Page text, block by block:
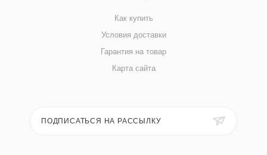
Как купить
Условия доставки
Гарантия на товар
Карта сайта
ПОДПИСАТЬСЯ НА РАССЫЛКУ